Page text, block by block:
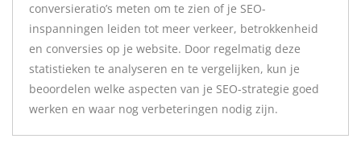
conversieratio’s meten om te zien of je SEO-
inspanningen leiden tot meer verkeer, betrokkenheid
en conversies op je website. Door regelmatig deze
statistieken te analyseren en te vergelijken, kun je
beoordelen welke aspecten van je SEO-strategie goed
werken en waar nog verbeteringen nodig zijn.